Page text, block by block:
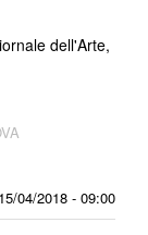
15/04/2018 - 09:00
dell'Arte,